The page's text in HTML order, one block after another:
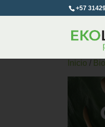
+57
Inicio /